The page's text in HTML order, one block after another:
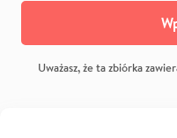
Uważasz, że ta zbiórka